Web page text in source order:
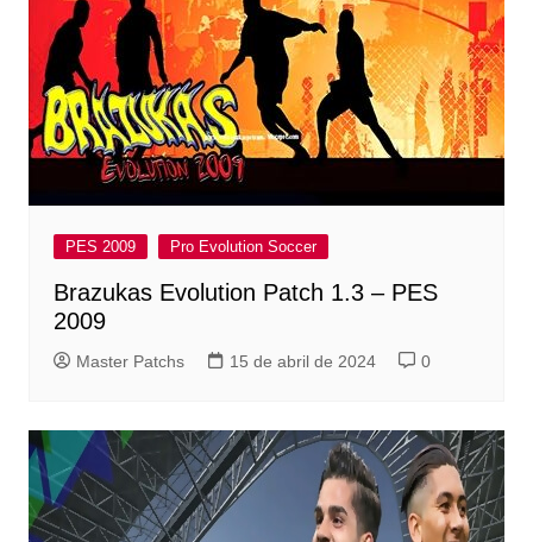
PES 2009 Pro Evolution Soccer
Brazukas Evolution Patch 1.3 – PES
2009
Master Patchs 15 de abril de 2024 0